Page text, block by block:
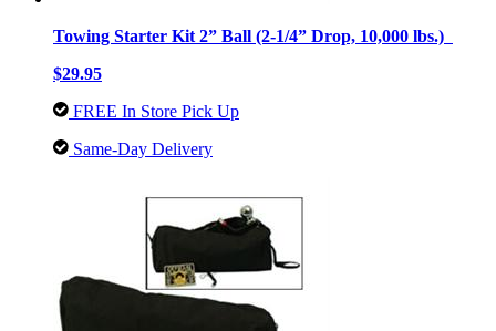
Towing Starter Kit 2” Ball (2-1/4” Drop, 10,000 lbs.)
$29.95
FREE In Store Pick Up
Same-Day Delivery